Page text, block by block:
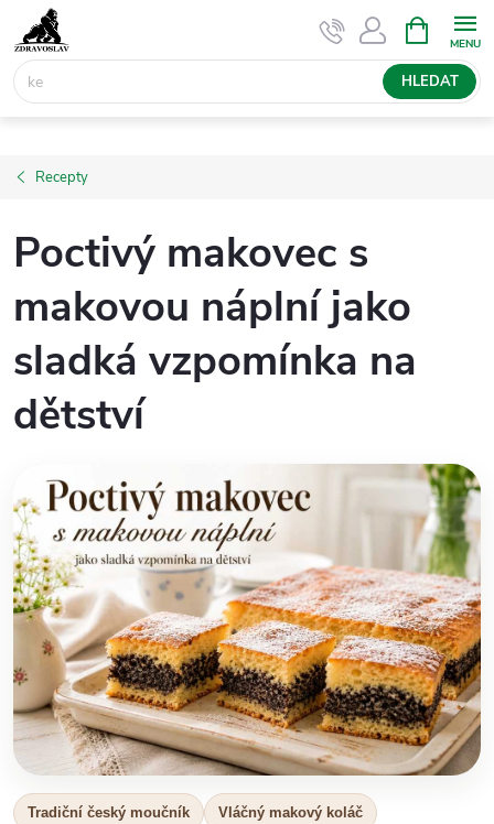
na
obsah
HLEDAT
NÁKUPNÍ
KOŠÍK
Recepty
Poctivý makovec s
makovou náplní jako
sladká vzpomínka na
dětství
Tradiční český moučník Vláčný makový koláč